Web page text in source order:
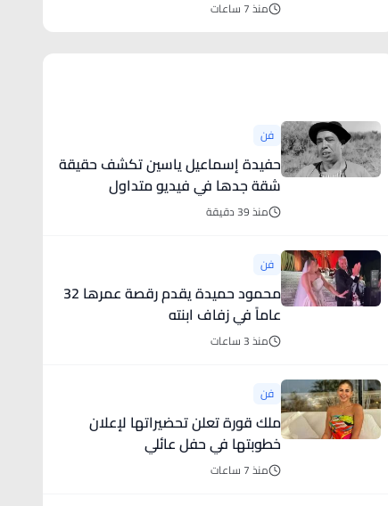
منذ 7 ساعات
فن
حفيدة إسماعيل ياسين تكشف حقيقة
شقة جدها في فيديو متداول
منذ 39 دقيقة
فن
محمود حميدة يقدم رقصة عمرها 32
عاماً في زفاف ابنته
منذ 3 ساعات
فن
ملك قورة تعلن تحضيراتها لإعلان
خطوبتها في حفل عائلي
منذ 7 ساعات